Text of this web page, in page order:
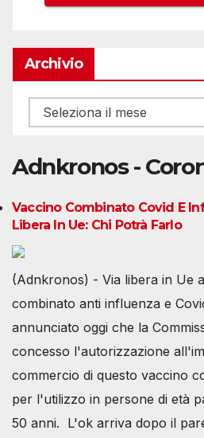
Archivio
Archivio
Adnkronos -
Vaccino Combinato Covid E
Libera In Ue: Chi Potrà Farlo
(Adnkronos) - Via libera in Ue
combinato anti influenza e
annunciato oggi che la
concesso l'autorizzazione
commercio di questo vaccino
per l'utilizzo in persone di età
50 anni. L'ok arriva dopo il